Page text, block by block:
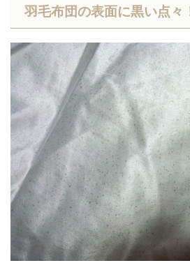
羽毛布団の表面に黒い点々